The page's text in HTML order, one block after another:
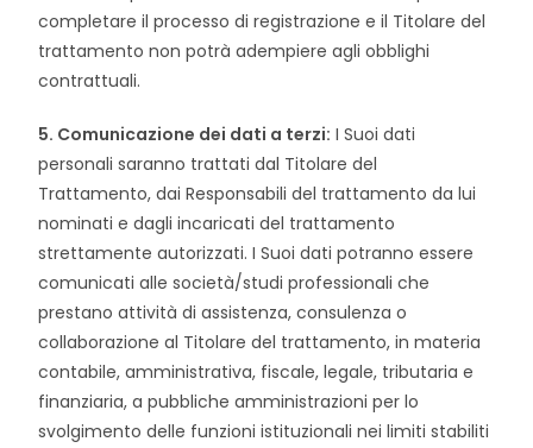
completare il processo di registrazione e il Titolare del
trattamento non potrà adempiere agli obblighi
contrattuali.
5. Comunicazione dei dati a terzi: I Suoi dati
personali saranno trattati dal Titolare del
Trattamento, dai Responsabili del trattamento da lui
nominati e dagli incaricati del trattamento
strettamente autorizzati. I Suoi dati potranno essere
comunicati alle società/studi professionali che
prestano attività di assistenza, consulenza o
collaborazione al Titolare del trattamento, in materia
contabile, amministrativa, fiscale, legale, tributaria e
finanziaria, a pubbliche amministrazioni per lo
svolgimento delle funzioni istituzionali nei limiti stabiliti